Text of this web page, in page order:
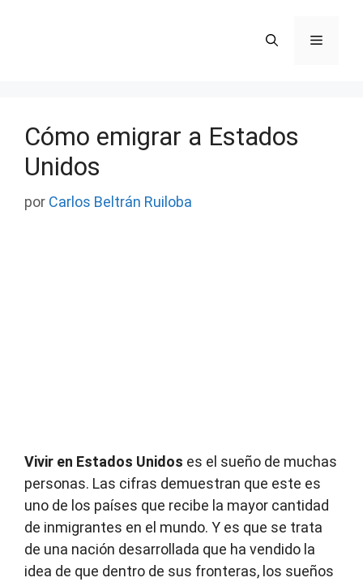
Menú
Cómo emigrar a Estados
Unidos
por Carlos Beltrán Ruiloba
Vivir en Estados Unidos es el sueño de muchas
personas. Las cifras demuestran que este es
uno de los países que recibe la mayor cantidad
de inmigrantes en el mundo. Y es que se trata
de una nación desarrollada que ha vendido la
idea de que dentro de sus fronteras, los sueños